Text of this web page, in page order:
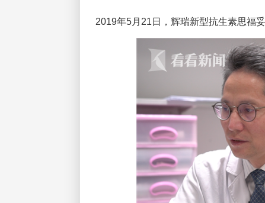
2019年5月21日，辉瑞新型抗生素思福